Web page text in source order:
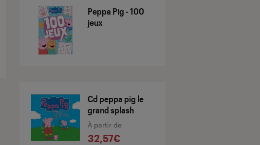
Peppa Pig - 100
jeux
Cd peppa pig le
grand splash
À partir de
32,57€